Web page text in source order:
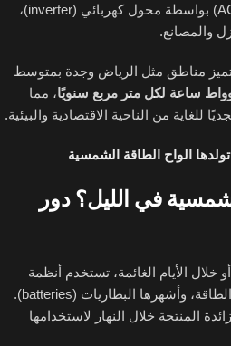
التيار المستمر إلى تيار متردد (AC) بواسطة محول كهربائي (inverter)،
والمصانع.
مناطق مثل الرياض وجدة بمتوسط
، مما
للغاية من الناحية الاقتصادية والبيئية.
الواح الطاقة الشمسية
في الليل؟ دور
خلال الأيام الغائمة، تستخدم أنظمة
الطاقة الشمسية تقنيات تخزين الطاقة، وأشهرها البطاريات (batteries).
المنتجة خلال النهار لاستخدامها